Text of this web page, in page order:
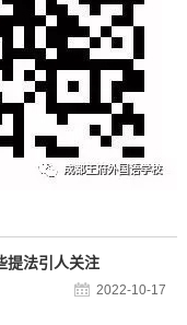
提法引人关注
2022-10-17